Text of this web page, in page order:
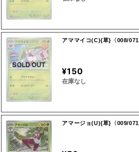
SOLD OUT
アママイコ(C){草}〈008/
¥150
在庫なし
アマージョ(U){草}〈009/